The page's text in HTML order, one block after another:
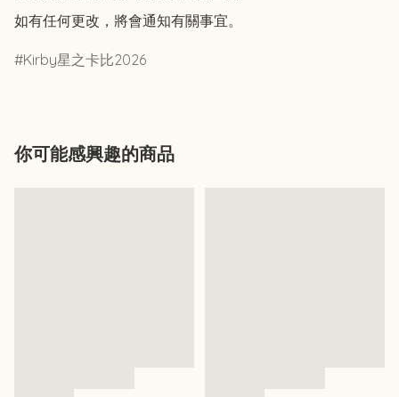
如有任何更改，將會通知有關事宜。
Kirby星之卡比2026
你可能感興趣的商品